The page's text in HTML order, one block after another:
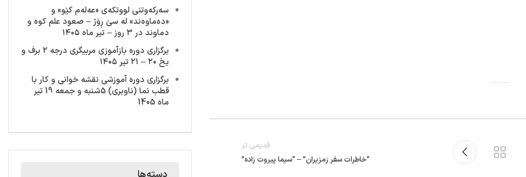
قدیمی تر
“خاطرات سفر زمزیران” – “سیما پیروت زاده”
سەرکەوتنی لووتکەی «عەلەم کێو» و
«دەماوەند» لە سێ ڕۆژ – صعود علم کوه و
دماوند در ۳ روز – تیر ماه ۱۴۰۵
برگزاری دوره بازآموزی مربیگری درجه ۲ برف و
یخ ۲۰ – ۲۱ تیر ۱۴۰۵
برگزاری دوره آموزشی نقشه خوانی و کار با
قطب نما (ناوبری) 5شنبه و جمعه 19 تیر
ماه 1405